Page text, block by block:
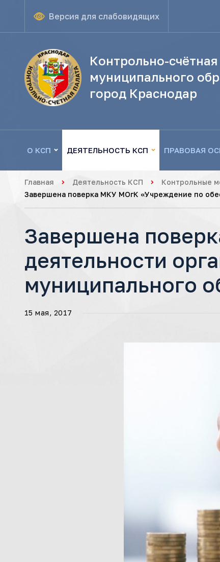
Версия для слабовидящих
Контрольно-счётная
муниципального
город Краснодар
О КСП ДЕЯТЕЛЬНОСТЬ КСП ПРАВОВАЯ
Главная Деятельность КСП Контрольные
Завершена поверка МКУ МОгК «Учреждение по
Завершена
деятельности
муниципального
15 мая, 2017